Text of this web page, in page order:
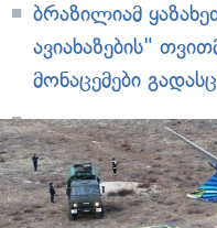
ბრაზილიამ
ავიახაზების"
მონაცემები